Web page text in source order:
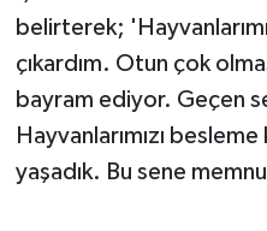
belirterek;
çıkardım. Otun çok
bayram ediyor. Geçen
Hayvanlarımızı besleme
yaşadık. Bu sene
Otomobil
Sağlık